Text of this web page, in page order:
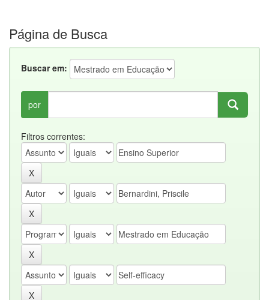
Página de Busca
Buscar em:
por
Filtros correntes: